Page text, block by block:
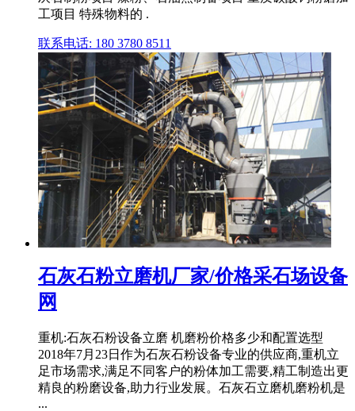
工项目 特殊物料的 .
联系电话: 180 3780 8511
石灰石粉立磨机厂家/价格采石场设备
网
重机:石灰石粉设备立磨 机磨粉价格多少和配置选型
2018年7月23日作为石灰石粉设备专业的供应商,重机立
足市场需求,满足不同客户的粉体加工需要,精工制造出更
精良的粉磨设备,助力行业发展。石灰石立磨机磨粉机是
...